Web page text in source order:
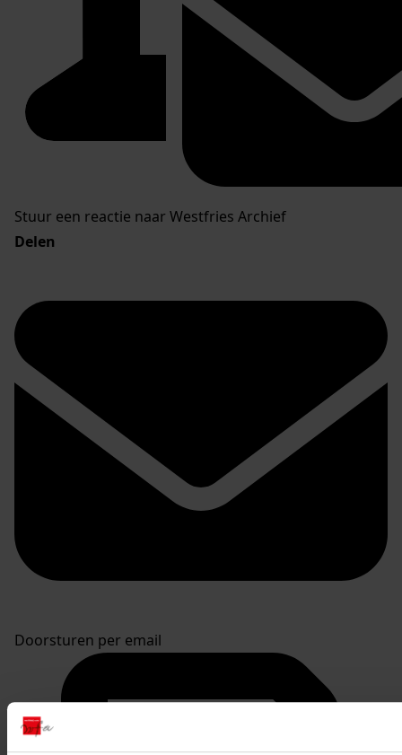
Stuur een reactie naar Westfries Archief
Delen
Doorsturen per email